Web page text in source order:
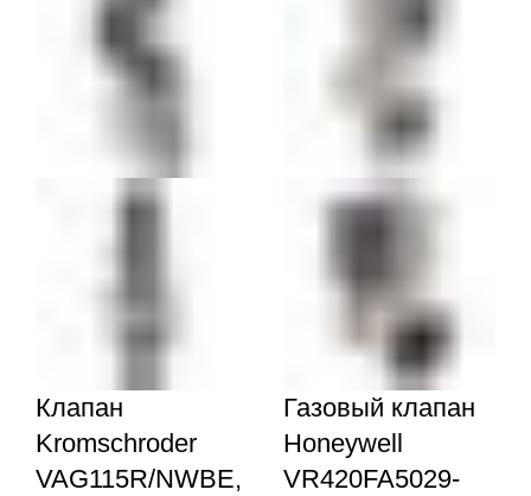
Клапан
Kromschroder
VAG115R/NWBE,
Газовый клапан
Honeywell
VR420FA5029-